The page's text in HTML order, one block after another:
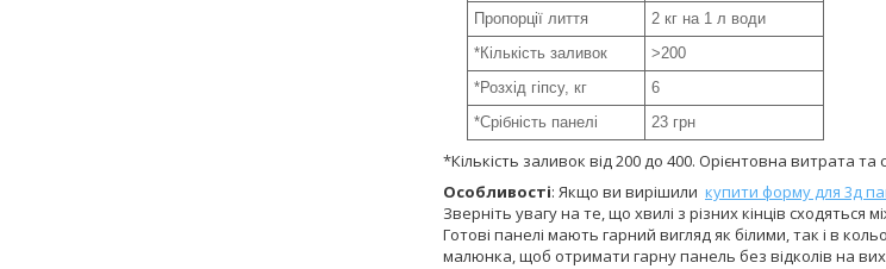
Пропорції лиття
2 кг на 1 л води
*Кількість заливок
>200
*Розхід гіпсу, кг
6
*Срібність панелі
23 грн
*Кількість заливок від 200 до 400. Орієнтовна витрата та
Особливості: Якщо ви вирішили купити форму для 3д
Зверніть увагу на те, що хвилі з різних кінців
Готові панелі мають гарний вигляд як білими, так і в
малюнка, щоб отримати гарну панель без відколів на